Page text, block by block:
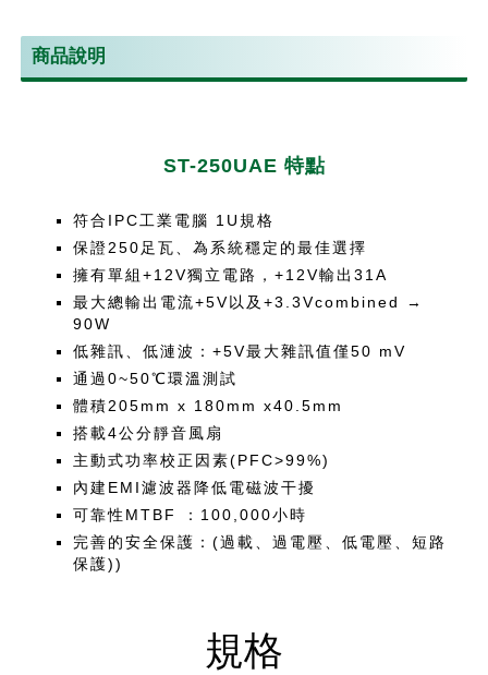
商品說明
ST-250UAE 特點
符合IPC工業電腦 1U規格
保證250足瓦、為系統穩定的最佳選擇
擁有單組+12V獨立電路，+12V輸出31A
最大總輸出電流+5V以及+3.3Vcombined →
90W
低雜訊、低漣波：+5V最大雜訊值僅50 mV
通過0~50℃環溫測試
體積205mm x 180mm x40.5mm
搭載4公分靜音風扇
主動式功率校正因素(PFC>99%)
內建EMI濾波器降低電磁波干擾
可靠性MTBF ：100,000小時
完善的安全保護：(過載、過電壓、低電壓、短路
保護))
規格